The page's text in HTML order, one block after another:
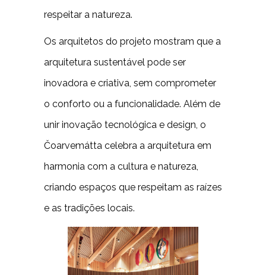
respeitar a natureza.
Os arquitetos do projeto mostram que a
arquitetura sustentável pode ser
inovadora e criativa, sem comprometer
o conforto ou a funcionalidade. Além de
unir inovação tecnológica e design, o
Čoarvemátta celebra a arquitetura em
harmonia com a cultura e natureza,
criando espaços que respeitam as raízes
e as tradições locais.